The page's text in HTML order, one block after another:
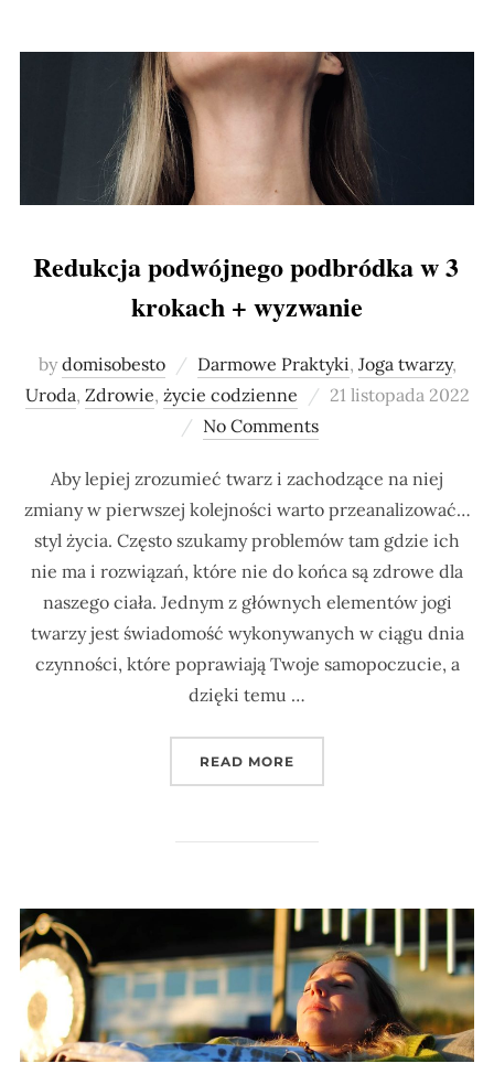
Redukcja podwójnego podbródka w 3
krokach + wyzwanie
bydomisobesto Darmowe Praktyki, Joga twarzy,
Uroda, Zdrowie, życie codzienne
Posted
21 listopada 2022
No Comments
Aby lepiej zrozumieć twarz i zachodzące na niej
zmiany w pierwszej kolejności warto przeanalizować…
styl życia. Często szukamy problemów tam gdzie ich
nie ma i rozwiązań, które nie do końca są zdrowe dla
naszego ciała. Jednym z głównych elementów jogi
twarzy jest świadomość wykonywanych w ciągu dnia
czynności, które poprawiają Twoje samopoczucie, a
dzięki temu …
READ MORE